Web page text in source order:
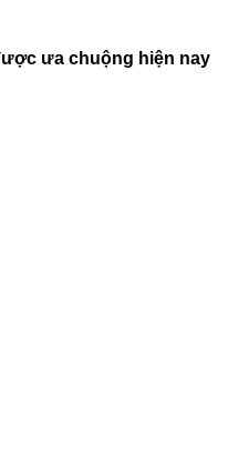
ưa chuộng hiện nay